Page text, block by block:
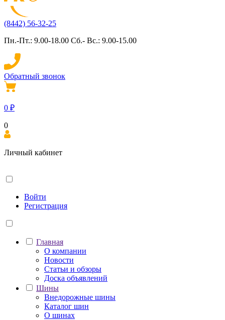
(8442) 56-32-25
Пн.-Пт.: 9.00-18.00 Сб.- Вс.: 9.00-15.00
Обратный звонок
0 ₽
0
Личный кабинет
Войти
Регистрация
Главная
О компании
Новости
Статьи и обзоры
Доска объявлений
Шины
Внедорожные шины
Каталог шин
О шинах